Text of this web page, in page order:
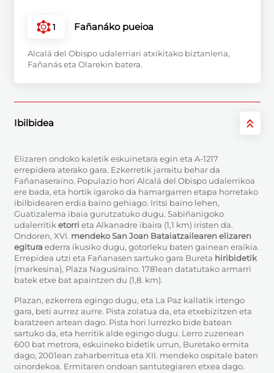
1 Fañanáko pueioa
Alcalá del Obispo udalerriari atxikitako biztanleria,
Fañanás eta Olarekin batera.
Ibilbidea
Elizaren ondoko kaletik eskuinetara egin eta A-1217
errepidera aterako gara. Ezkerretik jarraitu behar da
Fañanaseraino. Populazio hori Alcalá del Obispo udalerrikoa
ere bada, eta hortik igaroko da hamargarren etapa horretako
ibilbidearen erdia baino gehiago. Iritsi baino lehen,
Guatizalema ibaia gurutzatuko dugu. Sabiñanigoko
udalerritik etorri eta Alkanadre ibaira (1,1 km) iristen da.
Ondoren, XVI. mendeko San Joan Bataiatzailearen elizaren
egitura ederra ikusiko dugu, gotorleku baten gainean eraikia.
Errepidea utzi eta Fañanasen sartuko gara Bureta hiribidetik
(markesina), Plaza Nagusiraino. 1781ean datatutako armarri
batek etxe bat apaintzen du (1,8. km).
Plazan, ezkerrera egingo dugu, eta La Paz kallatik irtengo
gara, beti aurrez aurre. Pista zolatua da, eta etxebizitzen eta
baratzeen artean dago. Pista hori lurrezko bide batean
sartuko da, eta herritik alde egingo dugu. Lerro zuzenean
600 bat metrora, eskuineko bidetik urrun, Buretako ermita
dago, 2001ean zaharberritua eta XII. mendeko ospitale baten
oinordekoa. Ermitaren ondoan santutegiaren etxea dago.